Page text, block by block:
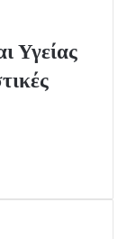
Υγείας